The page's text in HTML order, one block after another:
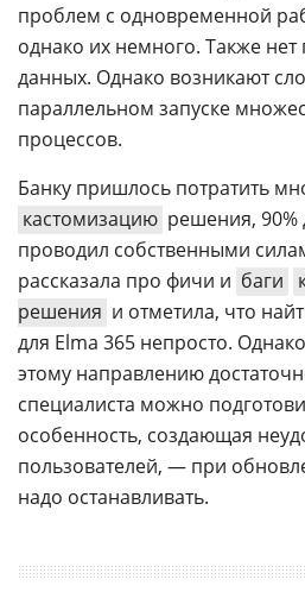
проблем с одновременной
однако их немного. Также
данных. Однако возникают
параллельном запуске
процессов.
Банку пришлось потратить
кастомизацию решения, 90%
проводил собственными
рассказала про фичи и баги
решения и отметила, что
для Elma 365 непросто.
этому направлению
специалиста можно
особенность, создающая
пользователей, — при
надо останавливать.